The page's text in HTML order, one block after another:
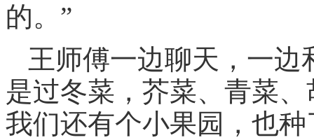
的。”
王师傅一边聊天，一
是过冬菜，芥菜、青菜
我们还有个小果园，也